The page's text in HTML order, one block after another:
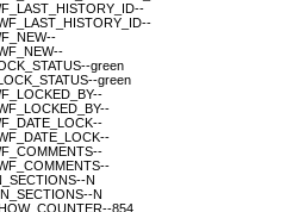
green
green
N
N
854